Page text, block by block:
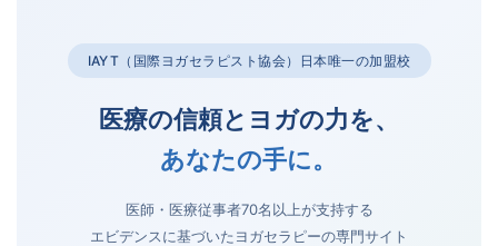
IAYT（国際ヨガセラピスト協会）日本唯一の加盟校
医療の信頼とヨガの力を、
あなたの手に。
医師・医療従事者70名以上が支持する
エビデンスに基づいたヨガセラピーの専門サイト